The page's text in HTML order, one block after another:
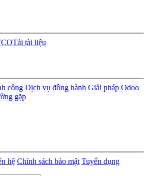
Tải tài liệu
công Dịch vụ đồng hành Giải pháp Odoo
gặp
hệ Chính sách bảo mật Tuyển dụng